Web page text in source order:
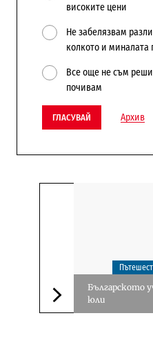
високите цени
Не забелязвам
колкото и миналата
Все още не съм
почивам
ГЛАСУВАЙ Архив
Следваща
Българското
юли